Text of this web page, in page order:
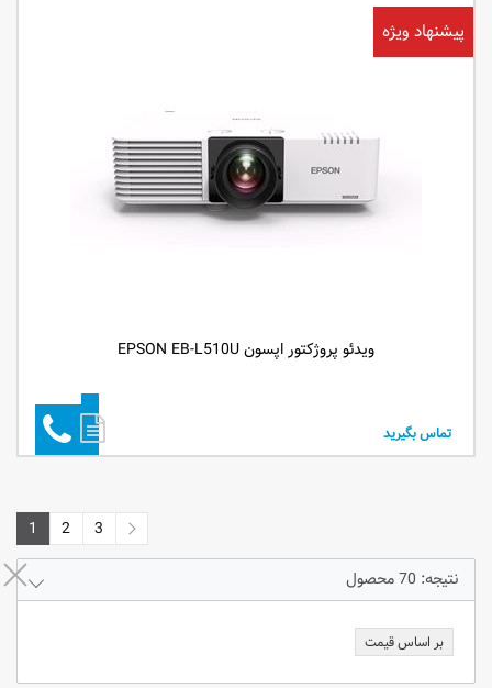
پیشنهاد ویژه
ویدئو پروژکتور اپسون EPSON EB-L510U
تماس بگیرید
1 2
3
1
2
3
نتیجه: 70 محصول
بر اساس قیمت